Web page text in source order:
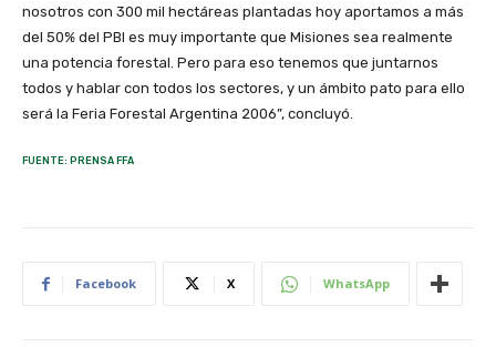
nosotros con 300 mil hectáreas plantadas hoy aportamos a más
del 50% del PBI es muy importante que Misiones sea realmente
una potencia forestal. Pero para eso tenemos que juntarnos
todos y hablar con todos los sectores, y un ámbito pato para ello
será la Feria Forestal Argentina 2006”, concluyó.
FUENTE: PRENSA FFA
Facebook X WhatsApp